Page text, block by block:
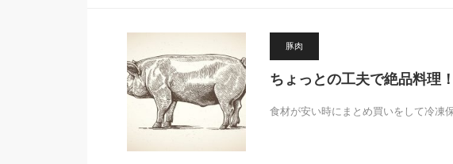
豚肉
ちょっとの工夫で絶品料理
食材が安い時にまとめ買いをして冷凍